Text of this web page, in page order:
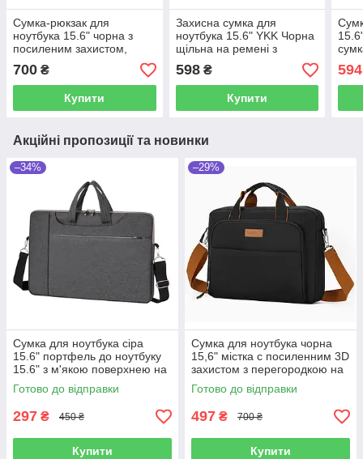
Сумка-рюкзак для
ноутбука 15.6" чорна з
посиленим захистом,
органайзером, 40×28×3
см, приховані лямки
700 ₴
Купити
Захисна сумка для
ноутбука 15.6" YKK Чорна
щільна на ремені з
органайзером
598₴
Купити
594
Акційні пропозиції та новинки
–34%
Сумка для ноутбука сіра
15.6" портфель до ноутбуку
15.6" з м'якою поверхнею на
ремені Уцінка!
Готово до відправки
297 ₴ 450 ₴
Купити
–29%
Сумка для ноутбука чорна
15,6" містка с посиленним 3D
захистом з перегородкою на
липучці, кишенями та
органайзером Уцінка!
Готово до відправки
497 ₴ 700 ₴
Купити